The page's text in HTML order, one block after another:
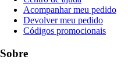
Acompanhar meu pedido
Devolver meu pedido
Códigos promocionais
Sobre